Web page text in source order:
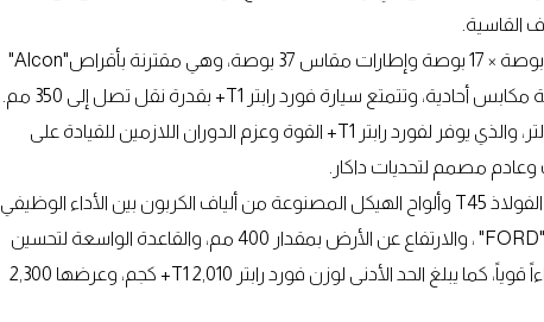
القاسية.
تأتي رابتر T1+ مع عجلات من الألومنيوم مقاس 8.5 بوصة × 17 بوصة وإطارات مقاس 37 بوصة، وهي مقترنة بأقراص"Alcon"
محرك ثماني الاسطوانات "V8" "coyote" سعة 5.0 لتر، والذي يوفر لفورد رابتر T1+ القوة وعزم الدوران اللازمين للقيادة على
وعادم مصمم لتحديات داكار.
يجمع تصميم رابتر المكون من الهيكل المصنوع من الفولاذ T45 وألواح الهيكل المصنوعة من ألياف الكربون بين الأداء الوظيفي
وجمال التصميم مثل الشبك الأمامي المحفور عليه "FORD" ، والارتفاع عن الأرض بمقدار 400 مم، والقاعدة الواسعة لتحسين
الثبات على الطرق الوعرة، مما يوفر مظهراً رائعاً وأداءاً قوياً، كما يبلغ الحد الأدنى لوزن فورد رابتر 2,010 T1+ كجم، وعرضها 2,300